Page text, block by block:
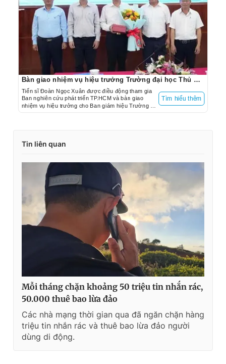
Bàn giao nhiệm vụ hiệu trưởng Trường đại học Thủ Dầu Một, TP.HCM
Tiến sĩ Đoàn Ngọc Xuân được điều động tham gia
Ban nghiên cứu phát triển TP.HCM và bàn giao
nhiệm vụ hiệu trưởng cho Ban giám hiệu Trường đại
học Thủ Dầu Một (TP.HCM).
Tìm hiểu thêm
Tin liên quan
Mỗi tháng chặn khoảng 50 triệu tin nhắn rác,
50.000 thuê bao lừa đảo
Các nhà mạng thời gian qua đã ngăn chặn hàng
triệu tin nhắn rác và thuê bao lừa đảo người
dùng di động.